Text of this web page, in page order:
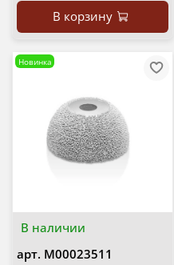
В корзину
В наличии
Новинка
арт. М00023511